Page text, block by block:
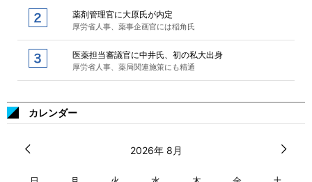
薬剤管理官に大原氏が内定
厚労省人事、薬事企画官には稲角氏
医薬担当審議官に中井氏、初の私大出身
厚労省人事、薬局関連施策にも精通
カレンダー
2026年 8月